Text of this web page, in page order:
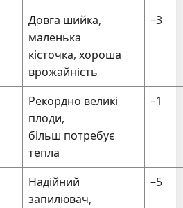
Довга шийка,
маленька
кісточка, хороша
врожайність
–3
Рекордно великі
плоди,
більш потребує
тепла
–1
Надійний
запилювач,
–5